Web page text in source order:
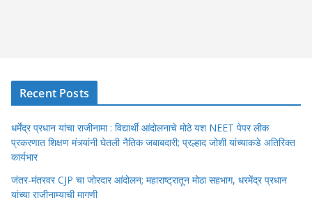
Recent Posts
धर्मेंद्र प्रधान यांचा राजीनामा : विद्यार्थी आंदोलनाचे मोठे यश NEET पेपर लीक
प्रकरणात शिक्षण मंत्र्यांनी घेतली नैतिक जबाबदारी; प्रल्हाद जोशी यांच्याकडे अतिरिक्त
कार्यभार
जंतर-मंतरवर CJP चा जोरदार आंदोलन; महाराष्ट्रातून मोठा सहभाग, धरमेंद्र प्रधान
यांच्या राजीनाम्याची मागणी